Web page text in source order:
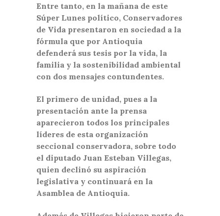
Entre tanto, en la mañana de este
Súper Lunes político, Conservadores
de Vida presentaron en sociedad a la
fórmula que por Antioquia
defenderá sus tesis por la vida, la
familia y la sostenibilidad ambiental
con dos mensajes contundentes.
El primero de unidad, pues a la
presentación ante la prensa
aparecieron todos los principales
líderes de esta organización
seccional conservadora, sobre todo
el diputado Juan Esteban Villegas,
quien declinó su aspiración
legislativa y continuará en la
Asamblea de Antioquia.